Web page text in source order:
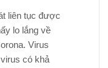
liên tục được
lo lắng về
Virus
có khả